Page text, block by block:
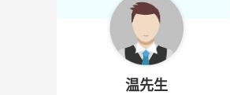
其他类型
财会审计
财会审计温先生